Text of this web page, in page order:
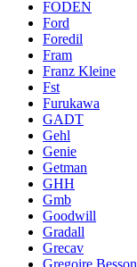
FODEN
Ford
Foredil
Fram
Franz Kleine
Fst
Furukawa
GADT
Gehl
Genie
Getman
GHH
Gmb
Goodwill
Gradall
Grecav
Gregoire Besson